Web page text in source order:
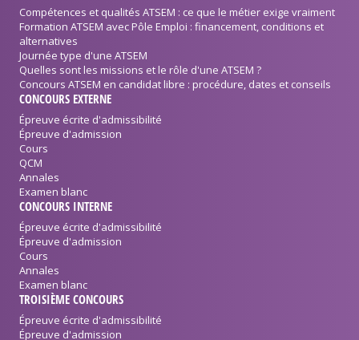
Compétences et qualités ATSEM : ce que le métier exige vraiment
Formation ATSEM avec Pôle Emploi : financement, conditions et
alternatives
Journée type d'une ATSEM
Quelles sont les missions et le rôle d'une ATSEM ?
Concours ATSEM en candidat libre : procédure, dates et conseils
CONCOURS EXTERNE
Épreuve écrite d'admissibilité
Épreuve d'admission
Cours
QCM
Annales
Examen blanc
CONCOURS INTERNE
Épreuve écrite d'admissibilité
Épreuve d'admission
Cours
Annales
Examen blanc
TROISIÈME CONCOURS
Épreuve écrite d'admissibilité
Épreuve d'admission